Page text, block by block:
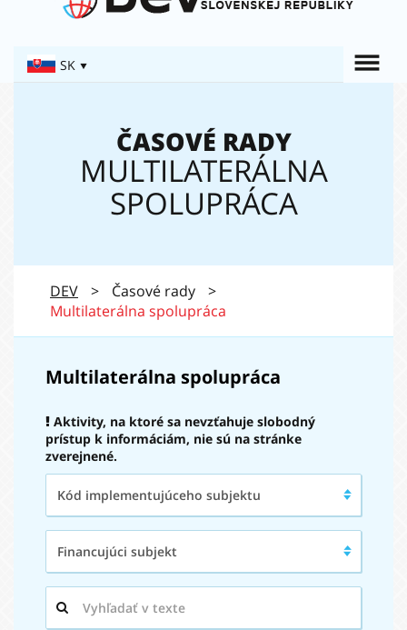
SK
ČASOVÉ RADY
MULTILATERÁLNA
SPOLUPRÁCA
DEV > Časové rady
>
Multilaterálna spolupráca
Multilaterálna spolupráca
Aktivity, na ktoré sa nevzťahuje slobodný
prístup k informáciám, nie sú na stránke
zverejnené.
Kód
implementujúceho
subjektu:
Kód implementujúceho subjektu
Financujúci
subjekt:
Financujúci subjekt
výraz: